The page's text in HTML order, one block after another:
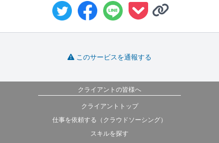
このサービスを通報する
クライアントの皆様へ
クライアントトップ
仕事を依頼する（クラウドソーシング）
スキルを探す